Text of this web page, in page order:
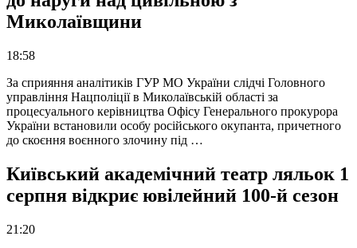
Миколаївщини
18:58
За сприяння аналітиків ГУР МО України слідчі Головного
управління Нацполіції в Миколаївській області за
процесуального керівництва Офісу Генерального прокурора
України встановили особу російського окупанта, причетного
до скоєння воєнного злочину під …
Київський академічний театр ляльок 1
серпня відкриє ювілейний 100-й сезон
21:20